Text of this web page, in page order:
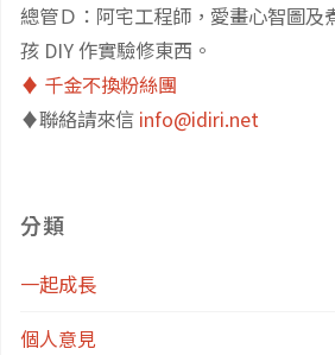
國
傳
總管Ｄ：阿宅工程師，愛畫心智圖及
孩 DIY 作實驗修東西。
♦️ 千金不換粉絲團
♦️聯絡請來信 info@idiri.net
分類
一起成長
個人意見